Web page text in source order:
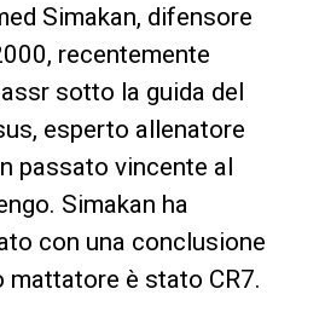
Simakan, difensore
recentemente
sotto la guida del
esperto allenatore
passato vincente al
Simakan ha
con una conclusione
mattatore è stato CR7.